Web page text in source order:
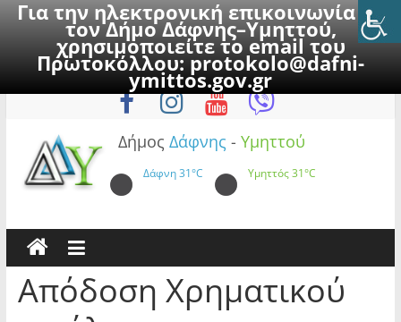
Για την ηλεκτρονική επικοινωνία με
τον Δήμο Δάφνης–Υμηττού,
χρησιμοποιείτε το email του
Πρωτοκόλλου:protokolo@dafni-
ymittos.gov.gr
to
Σάββατο, 8 Αυγούστου 2026
Δήμος Δάφνης - Υμηττού
Δάφνη31°C Υμηττός31°C
Απόδοση Χρηματικού